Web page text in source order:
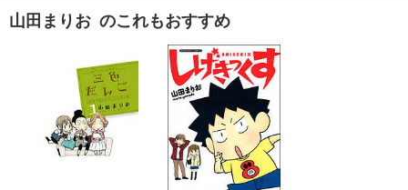
山田まりお のこれもおすすめ